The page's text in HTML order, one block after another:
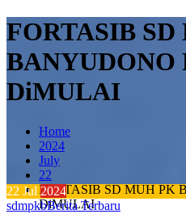
FORTASIB
BANYUDONO
DiMULAI
Home
2024
July
22
FORTASIB SD MUH PK
DiMULAI
22 Jul2024
sdmpkbBerita Terbaru